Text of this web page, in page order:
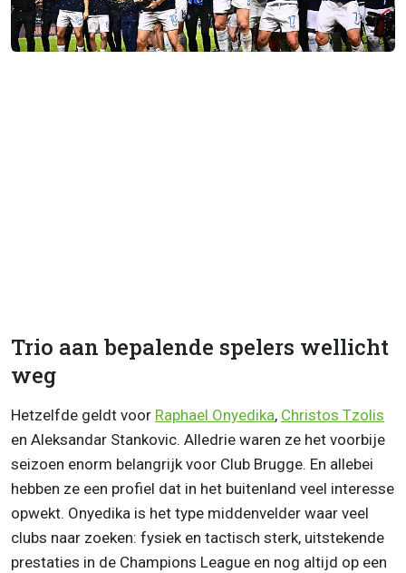
Trio aan bepalende spelers wellicht
weg
Hetzelfde geldt voor Raphael Onyedika, Christos Tzolis
en Aleksandar Stankovic. Alledrie waren ze het voorbije
seizoen enorm belangrijk voor Club Brugge. En allebei
hebben ze een profiel dat in het buitenland veel interesse
opwekt. Onyedika is het type middenvelder waar veel
clubs naar zoeken: fysiek en tactisch sterk, uitstekende
prestaties in de Champions League en nog altijd op een